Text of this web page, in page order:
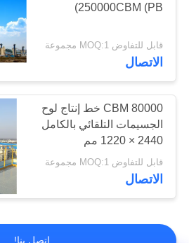
250000CBM (PB)
قابل للتفاوض MOQ:1 مجموعة
الاتصال
80000 CBM خط إنتاج لوح
الجسيمات التلقائي بالكامل
2440 × 1220 مم
قابل للتفاوض MOQ:1 مجموعة
الاتصال
اتصل بنا!